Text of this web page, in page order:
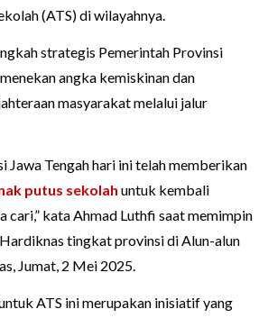
(ATS) di wilayahnya.
strategis Pemerintah Provinsi
angka kemiskinan dan
masyarakat melalui jalur
Jawa Tengah hari ini telah memberikan
putus sekolah untuk kembali
cari,” kata Ahmad Luthfi saat memimpin
tingkat provinsi di Alun-alun
Jumat, 2 Mei 2025.
ATS ini merupakan inisiatif yang